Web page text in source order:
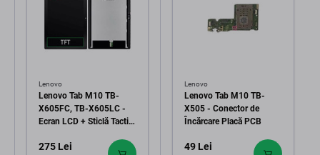
Lenovo
Lenovo Tab M10 TB-
X605FC, TB-X605LC -
Ecran LCD + Sticlă Tactilă
275 Lei
Lenovo
Lenovo Tab M10 TB-
X505 - Conector de
Încărcare Placă PCB
49 Lei